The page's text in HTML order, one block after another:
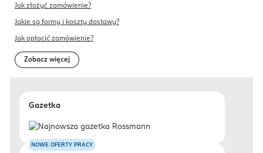
Jak złożyć zamówienie?
Jakie są formy i koszty dostawy?
Jak opłacić zamówienie?
Zobacz więcej
Gazetka
NOWE OFERTY PRACY